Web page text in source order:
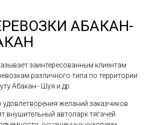
АБАКАН-
заинтересованным клиентам
различного типа по территории
Абакан - Шуя и др.
удовлетворения желаний заказчиков
внушительный автопарк тягачей